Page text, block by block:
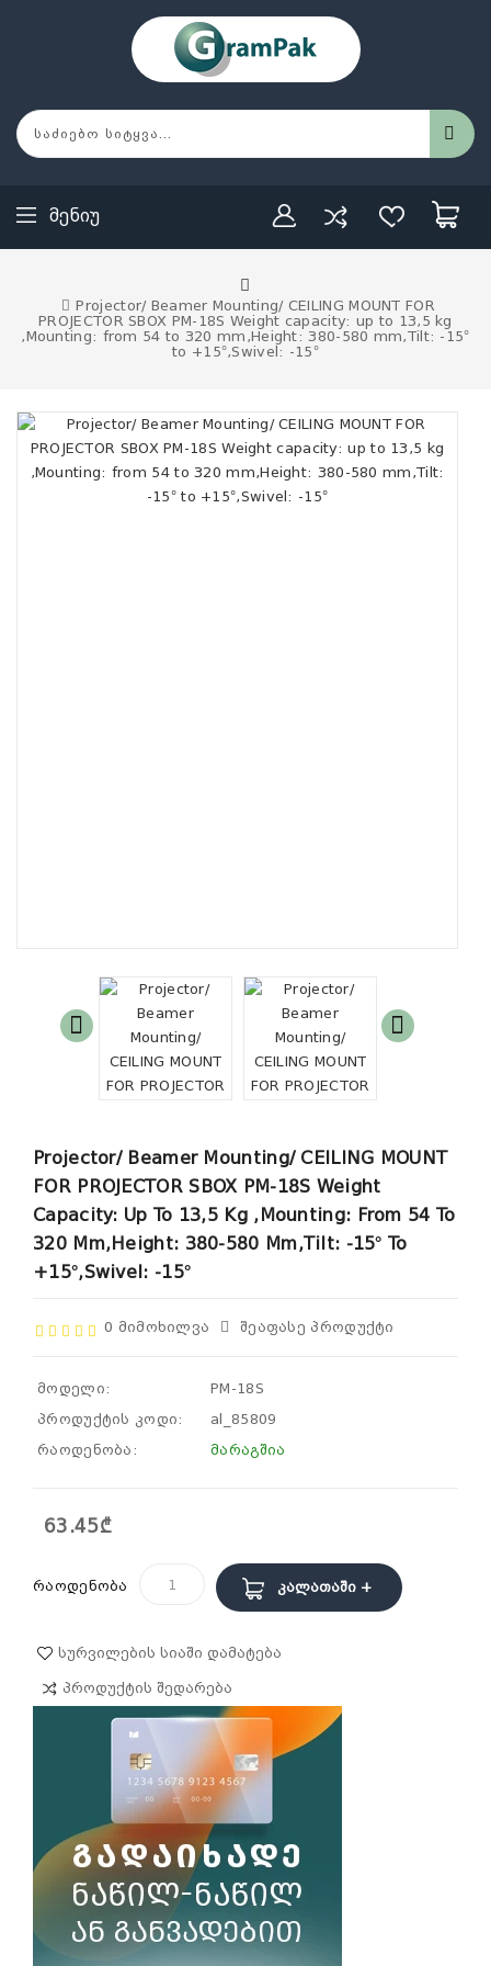
Მენიუ
Projector/ Beamer Mounting/ CEILING MOUNT FOR
PROJECTOR SBOX PM-18S Weight capacity: up to 13,5 kg
,Mounting: from 54 to 320 mm,Height: 380-580 mm,Tilt: -15°
to +15°,Swivel: -15°
Projector/ Beamer Mounting/ CEILING MOUNT
FOR PROJECTOR SBOX PM-18S Weight
Capacity: Up To 13,5 Kg ,Mounting: From 54 To
320 Mm,Height: 380-580 Mm,Tilt: -15° To
+15°,Swivel: -15°
0 Მიმოხილვა Შეაფასე Პროდუქტი
მოდელი:
PM-18S
პროდუქტის კოდი:
al_85809
რაოდენობა:
მარაგშია
63.45₾
რაოდენობა Კალათაში +
Სურვილების Სიაში Დამატება
Პროდუქტის Შედარება